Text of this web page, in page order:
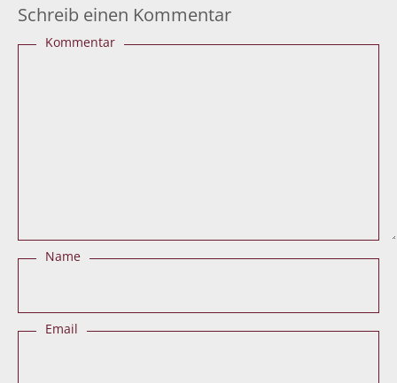
Schreib einen Kommentar
Kommentar
Name
Email